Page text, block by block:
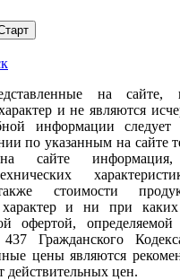
на сайте,
и не являются
информации следует
по указанным на сайте
на сайте информация,
стоимости
и ни при
офертой,
Гражданского
цены являются
действительных цен.